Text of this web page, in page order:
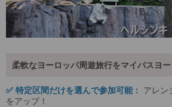
柔軟なヨーロッパ周遊旅行をマイバスヨー
✅ 特定区間だけを選んで参加可能：
アレン
をアップ！